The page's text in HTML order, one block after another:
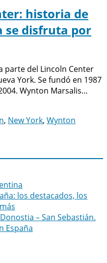
historia de
se disfruta por
parte del Lincoln Center
York. Se fundó en 1987
Wynton Marsalis…
, New York, Wynton
los destacados, los
– San Sebastián.
España